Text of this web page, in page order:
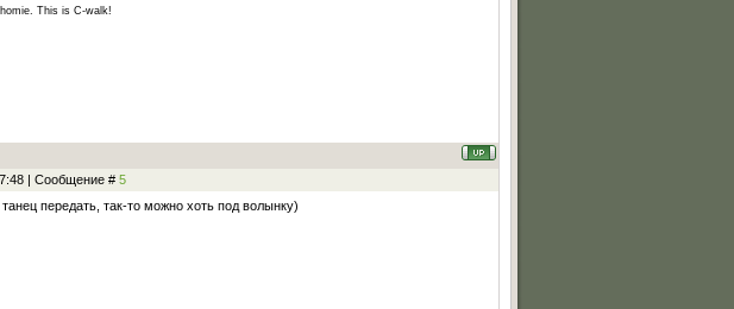
This is C-walk!
| Сообщение # 5
передать, так-то можно хоть под волынку)